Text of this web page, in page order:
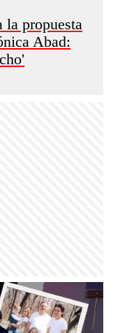
la propuesta
Abad: